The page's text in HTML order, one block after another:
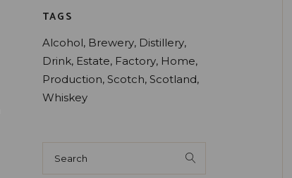
TAGS
Alcohol Brewery Distillery
Drink Estate Factory Home
Production Scotch Scotland
Whiskey